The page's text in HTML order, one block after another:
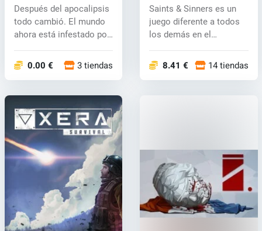
Después del apocalipsis
todo cambió. El mundo
ahora está infestado por
0.00 € 3 tiendas
Saints & Sinners (PC)
key
Saints & Sinners es un
juego diferente a todos
los demás en el
8.41 € 14 tiendas